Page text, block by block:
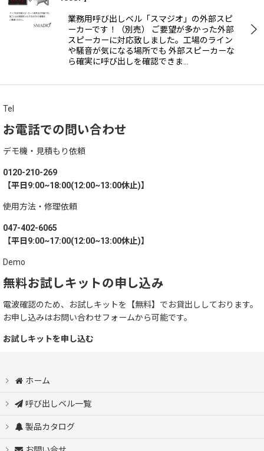
業務用呼び出しベル「スマジオ」の外部スピ
ーカーです！（別売） ご要望が多かった外部
スピーカーに対応致しました。工場のライン
や騒音が気になる場所でも 外部スピーカーな
ら確実に呼び出しを確認できま…
Tel
お電話での問い合わせ
デモ機・見積もり依頼
0120-210-269
【平日9:00~18:00(12:00~13:00休止)】
使用方法・修理依頼
047-402-6065
【平日9:00~17:00(12:00~13:00休止)】
Demo
無料お試しキットの申し込み
電波確認のため、お試しキットを【無料】でお貸出ししております。
お申し込みはお問い合わせフォームから可能です。
お試しキットを申し込む
ホーム
呼び出しベル一覧
製品カタログ